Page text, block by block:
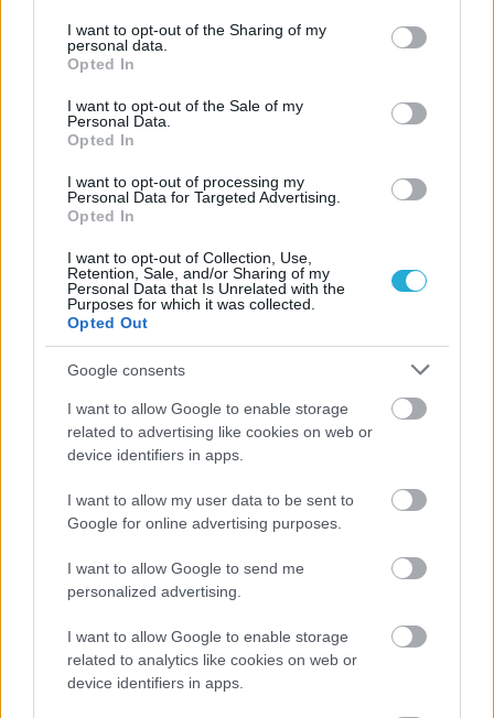
not limited to your visit or usage behaviour. You may click to
grant or deny consent to Google and its third-party tags to
use your data for below specified purposes in below Google
consent section.
I want to opt-out of the Sharing of my
personal data.
Opted In
I want to opt-out of the Sale of my
Personal Data.
Opted In
I want to opt-out of processing my
Personal Data for Targeted Advertising.
Opted In
I want to opt-out of Collection, Use,
Retention, Sale, and/or Sharing of my
Personal Data that Is Unrelated with the
Purposes for which it was collected.
Opted Out
Google consents
I want to allow Google to enable storage
related to advertising like cookies on web or
device identifiers in apps.
I want to allow my user data to be sent to
Google for online advertising purposes.
I want to allow Google to send me
personalized advertising.
I want to allow Google to enable storage
related to analytics like cookies on web or
device identifiers in apps.